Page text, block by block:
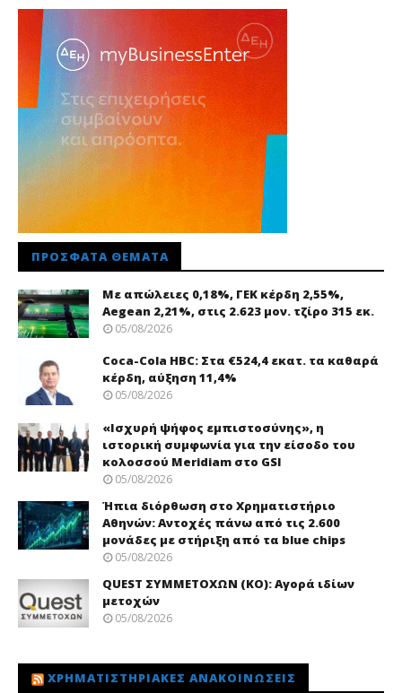
ΠΡΌΣΦΑΤΑ ΘΈΜΑΤΑ
Με απώλειες 0,18%, ΓΕΚ κέρδη 2,55%,
Aegean 2,21%, στις 2.623 μον. τζίρο 315 εκ.
05/08/2026
Coca-Cola HBC: Στα €524,4 εκατ. τα καθαρά
κέρδη, αύξηση 11,4%
05/08/2026
«Ισχυρή ψήφος εμπιστοσύνης», η
ιστορική συμφωνία για την είσοδο του
κολοσσού Meridiam στο GSI
05/08/2026
Ήπια διόρθωση στο Χρηματιστήριο
Αθηνών: Αντοχές πάνω από τις 2.600
μονάδες με στήριξη από τα blue chips
05/08/2026
QUEST ΣΥΜΜΕΤΟΧΩΝ (ΚΟ): Αγορά ιδίων
μετοχών
05/08/2026
ΧΡΗΜΑΤΙΣΤΗΡΙΑΚΈΣ ΑΝΑΚΟΙΝΏΣΕΙΣ